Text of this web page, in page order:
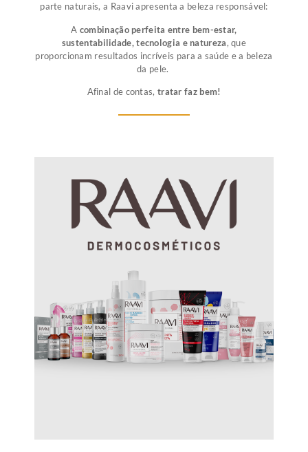
parte naturais, a Raavi apresenta a beleza responsável:
A combinação perfeita entre bem-estar,
sustentabilidade, tecnologia e natureza, que
proporcionam resultados incríveis para a saúde e a beleza
da pele.
Afinal de contas, tratar faz bem!